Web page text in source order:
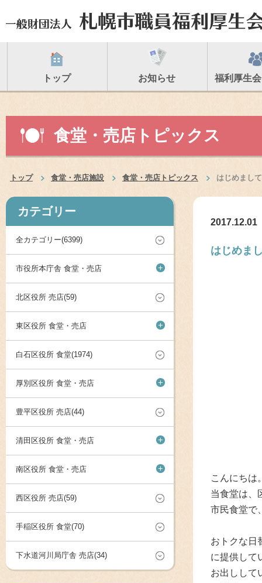
トップ お知らせ 福利厚生
食堂・売店トピックス
トップ 食堂・売店施設 食堂・売店トピックス はじめまし
カテゴリー
全カテゴリー(6399)
市役所本庁舎 食堂・売店 +
北区役所 売店(59)
東区役所 食堂・売店 +
白石区役所 食堂(1974)
厚別区役所 食堂・売店 +
豊平区役所 売店(44)
清田区役所 食堂・売店 +
南区役所 食堂・売店 +
西区役所 売店(59)
手稲区役所 食堂(70)
下水道河川局庁舎 売店(34)
2017.12.01
はじめま
こんにちは
当食堂は、
市民食堂で
おトクな日
に提供して
お出しして